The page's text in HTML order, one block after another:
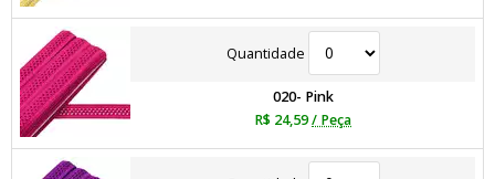
Quantidade
020- Pink
R$ 24,59/ Peça